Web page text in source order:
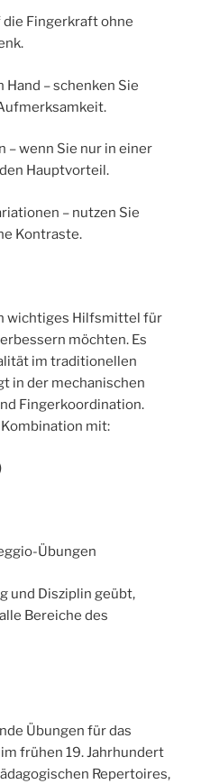
Fingerkraft ohne
– schenken Sie
– wenn Sie nur in einer
Hauptvorteil.
– nutzen Sie
Kontraste.
wichtiges Hilfsmittel für
möchten. Es
im traditionellen
in der mechanischen
Fingerkoordination.
mit:
Übungen
und Disziplin geübt,
Bereiche des
Übungen für das
frühen 19. Jahrhundert
Repertoires,